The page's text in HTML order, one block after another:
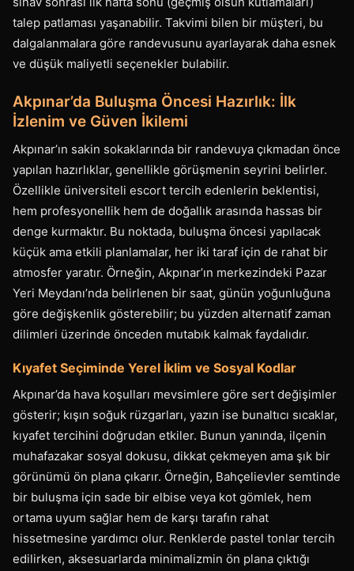
talep patlaması yaşanabilir. Takvimi bilen bir müşteri, bu
dalgalanmalara göre randevusunu ayarlayarak daha esnek
ve düşük maliyetli seçenekler bulabilir.
Akpınar’da Buluşma Öncesi Hazırlık: İlk
İzlenim ve Güven İkilemi
Akpınar’ın sakin sokaklarında bir randevuya çıkmadan önce
yapılan hazırlıklar, genellikle görüşmenin seyrini belirler.
Özellikle üniversiteli escort tercih edenlerin beklentisi,
hem profesyonellik hem de doğallık arasında hassas bir
denge kurmaktır. Bu noktada, buluşma öncesi yapılacak
küçük ama etkili planlamalar, her iki taraf için de rahat bir
atmosfer yaratır. Örneğin, Akpınar’ın merkezindeki Pazar
Yeri Meydanı’nda belirlenen bir saat, günün yoğunluğuna
göre değişkenlik gösterebilir; bu yüzden alternatif zaman
dilimleri üzerinde önceden mutabık kalmak faydalıdır.
Kıyafet Seçiminde Yerel İklim ve Sosyal Kodlar
Akpınar’da hava koşulları mevsimlere göre sert değişimler
gösterir; kışın soğuk rüzgarları, yazın ise bunaltıcı sıcaklar,
kıyafet tercihini doğrudan etkiler. Bunun yanında, ilçenin
muhafazakar sosyal dokusu, dikkat çekmeyen ama şık bir
görünümü ön plana çıkarır. Örneğin, Bahçelievler semtinde
bir buluşma için sade bir elbise veya kot gömlek, hem
ortama uyum sağlar hem de karşı tarafın rahat
hissetmesine yardımcı olur. Renklerde pastel tonlar tercih
edilirken, aksesuarlarda minimalizmin ön plana çıktığı